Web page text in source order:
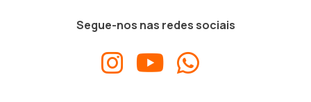
Segue-nos nas redes sociais